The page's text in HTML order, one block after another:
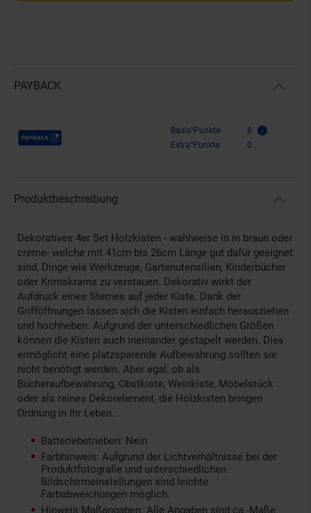
PAYBACK
Payback Punkte Basis°Punkte:
8
Extra°Punkte:
0
Produktbeschreibung
Dekoratives 4er Set Holzkisten - wahlweise in in braun oder
creme- welche mit 41cm bis 26cm Länge gut dafür geeignet
sind, Dinge wie Werkzeuge, Gartenutensilien, Kinderbücher
oder Krimskrams zu verstauen. Dekorativ wirkt der
Aufdruck eines Sternes auf jeder Kiste. Dank der
Grifföffnungen lassen sich die Kisten einfach herausziehen
und hochheben. Aufgrund der unterschiedlichen Größen
können die Kisten auch ineinander gestapelt werden. Dies
ermöglicht eine platzsparende Aufbewahrung sollten sie
nicht benötigt werden. Aber egal, ob als
Bücheraufbewahrung, Obstkiste, Weinkiste, Möbelstück
oder als reines Dekorelement, die Holzkisten bringen
Ordnung in Ihr Leben.
Batteriebetrieben: Nein
Farbhinweis: Aufgrund der Lichtverhältnisse bei der
Produktfotografie und unterschiedlichen
Bildschirmeinstellungen sind leichte
Farbabweichungen möglich.
Hinweis Maßangaben: Alle Angaben sind ca.-Maße